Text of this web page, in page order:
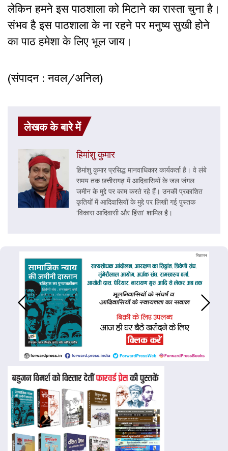
लेकिन हमने इस पाठशाला को मिटाने का रास्ता चुना है।
संभव है इस पाठशाला के ना रहने पर मनुष्य सुखी होने
का पाठ हमेशा के लिए भूल जाय।
(संपादन : नवल/अनिल)
लेखक के बारे में
हिमांशु कुमार
हिमांशु कुमार प्रसिद्ध मानवाधिकार कार्यकर्ता है। वे लंबे
समय तक छत्तीसगढ़ में आदिवासियों के जल जंगल
जमीन के मुद्दे पर काम करते रहे हैं। उनकी प्रकाशित
कृतियों में आदिवासियों के मुद्दे पर लिखी गई पुस्तक
‘विकास आदिवासी और हिंसा’ शामिल है।